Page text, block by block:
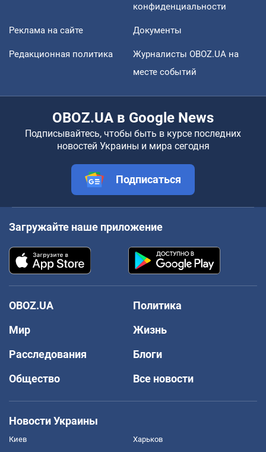
конфиденциальности
Реклама на сайте Документы
Редакционная политика
Журналисты OBOZ.UA на
месте событий
OBOZ.UA в Google News
Подписывайтесь, чтобы быть в курсе последних
новостей Украины и мира сегодня
Подписаться
Загружайте наше приложение
OBOZ.UA
Политика
Мир
Жизнь
Расследования
Блоги
Общество
Все новости
Новости Украины
Киев Харьков